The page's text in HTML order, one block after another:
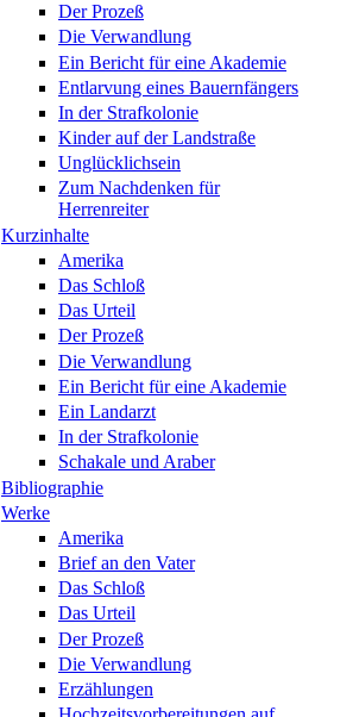
Der Prozeß
Die Verwandlung
Ein Bericht für eine Akademie
Entlarvung eines Bauernfängers
In der Strafkolonie
Kinder auf der Landstraße
Unglücklichsein
Zum Nachdenken für
Herrenreiter
Kurzinhalte
Amerika
Das Schloß
Das Urteil
Der Prozeß
Die Verwandlung
Ein Bericht für eine Akademie
Ein Landarzt
In der Strafkolonie
Schakale und Araber
Bibliographie
Werke
Amerika
Brief an den Vater
Das Schloß
Das Urteil
Der Prozeß
Die Verwandlung
Erzählungen